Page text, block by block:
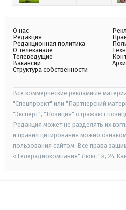
О нас
Редакция
Редакционная политика
О телеканале
Телеведущие
Вакансии
Структура собственности
Все коммерческие рекламные
"Спецпроект" или "Партнерский
"Эксперт", "Позиция" отражают
Редакция может не разделять их
и правил цитирования можно
пользования сайтом. Все права
«Телерадиокомпания" Люкс "», 24